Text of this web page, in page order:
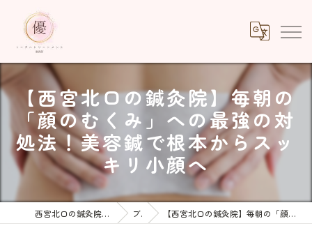
【西宮北口の鍼灸院】毎朝の
「顔のむくみ」への最強の対
処法！美容鍼で根本からスッ
キリ小顔へ
西宮北口の鍼灸院ならトータルトリートメント優鍼灸院 ブログ 【西宮北口の鍼灸院】毎朝の「顔のむくみ」への最強の対処法！美容鍼で根本からスッキリ小顔へ